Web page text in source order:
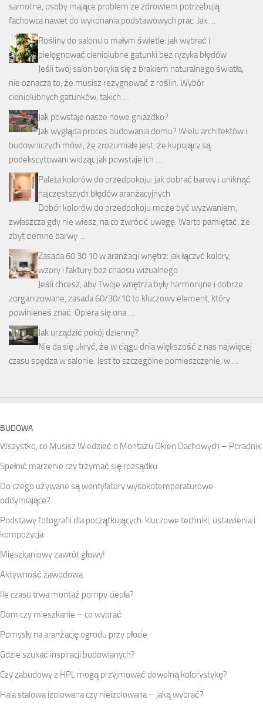
samotne, osoby mające problem ze zdrowiem potrzebują
fachowca nawet do wykonania podstawowych prac. Jak …
Rośliny do salonu o małym świetle: jak wybrać i
pielęgnować cieniolubne gatunki bez ryzyka błędów
Jeśli twój salon boryka się z brakiem naturalnego światła,
nie oznacza to, że musisz rezygnować z roślin. Wybór
cieniolubnych gatunków, takich …
Jak powstaje nasze nowe gniazdko?
Jak wygląda proces budowania domu? Wielu architektów i
budowniczych mówi, że zrozumiałe jest, że kupujący są
podekscytowani widząc jak powstaje ich …
Paleta kolorów do przedpokoju: jak dobrać barwy i uniknąć
najczęstszych błędów aranżacyjnych
Dobór kolorów do przedpokoju może być wyzwaniem,
zwłaszcza gdy nie wiesz, na co zwrócić uwagę. Warto pamiętać, że
zbyt ciemne barwy …
Zasada 60 30 10 w aranżacji wnętrz: jak łączyć kolory,
wzory i faktury bez chaosu wizualnego
Jeśli chcesz, aby Twoje wnętrza były harmonijne i dobrze
zorganizowane, zasada 60/30/10 to kluczowy element, który
powinieneś znać. Opiera się ona …
Jak urządzić pokój dzienny?
Nie da się ukryć, że w ciągu dnia większość z nas najwięcej
czasu spędza w salonie. Jest to szczególne pomieszczenie, w …
BUDOWA
Wszystko, co Musisz Wiedzieć o Montażu Okien Dachowych – Poradnik
Spełnić marzenie czy trzymać się rozsądku
Do czego używane są wentylatory wysokotemperaturowe
oddymiające?
Podstawy fotografii dla początkujących: kluczowe techniki, ustawienia i
kompozycja
Mieszkaniowy zawrót głowy!
Aktywność zawodowa
Ile czasu trwa montaż pompy ciepła?
Dom czy mieszkanie – co wybrać
Pomysły na aranżację ogrodu przy płocie
Gdzie szukać inspiracji budowlanych?
Czy zabudowy z HPL mogą przyjmować dowolną kolorystykę?
Hala stalowa izolowana czy nieizolowana – jaką wybrać?